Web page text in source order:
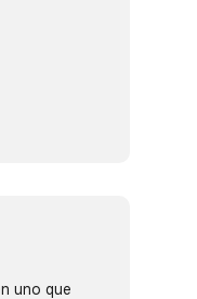
uno que